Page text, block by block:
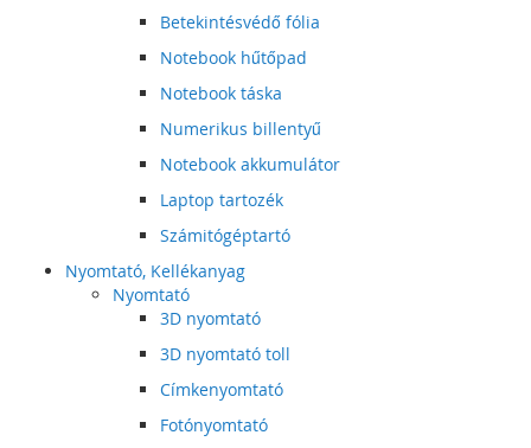
Betekintésvédő fólia
Notebook hűtőpad
Notebook táska
Numerikus billentyű
Notebook akkumulátor
Laptop tartozék
Számitógéptartó
Nyomtató, Kellékanyag
Nyomtató
3D nyomtató
3D nyomtató toll
Címkenyomtató
Fotónyomtató